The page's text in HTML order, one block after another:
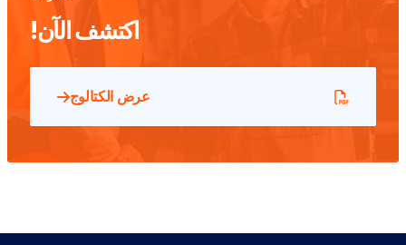
اكتشف الآن!
عرض الكتالوج